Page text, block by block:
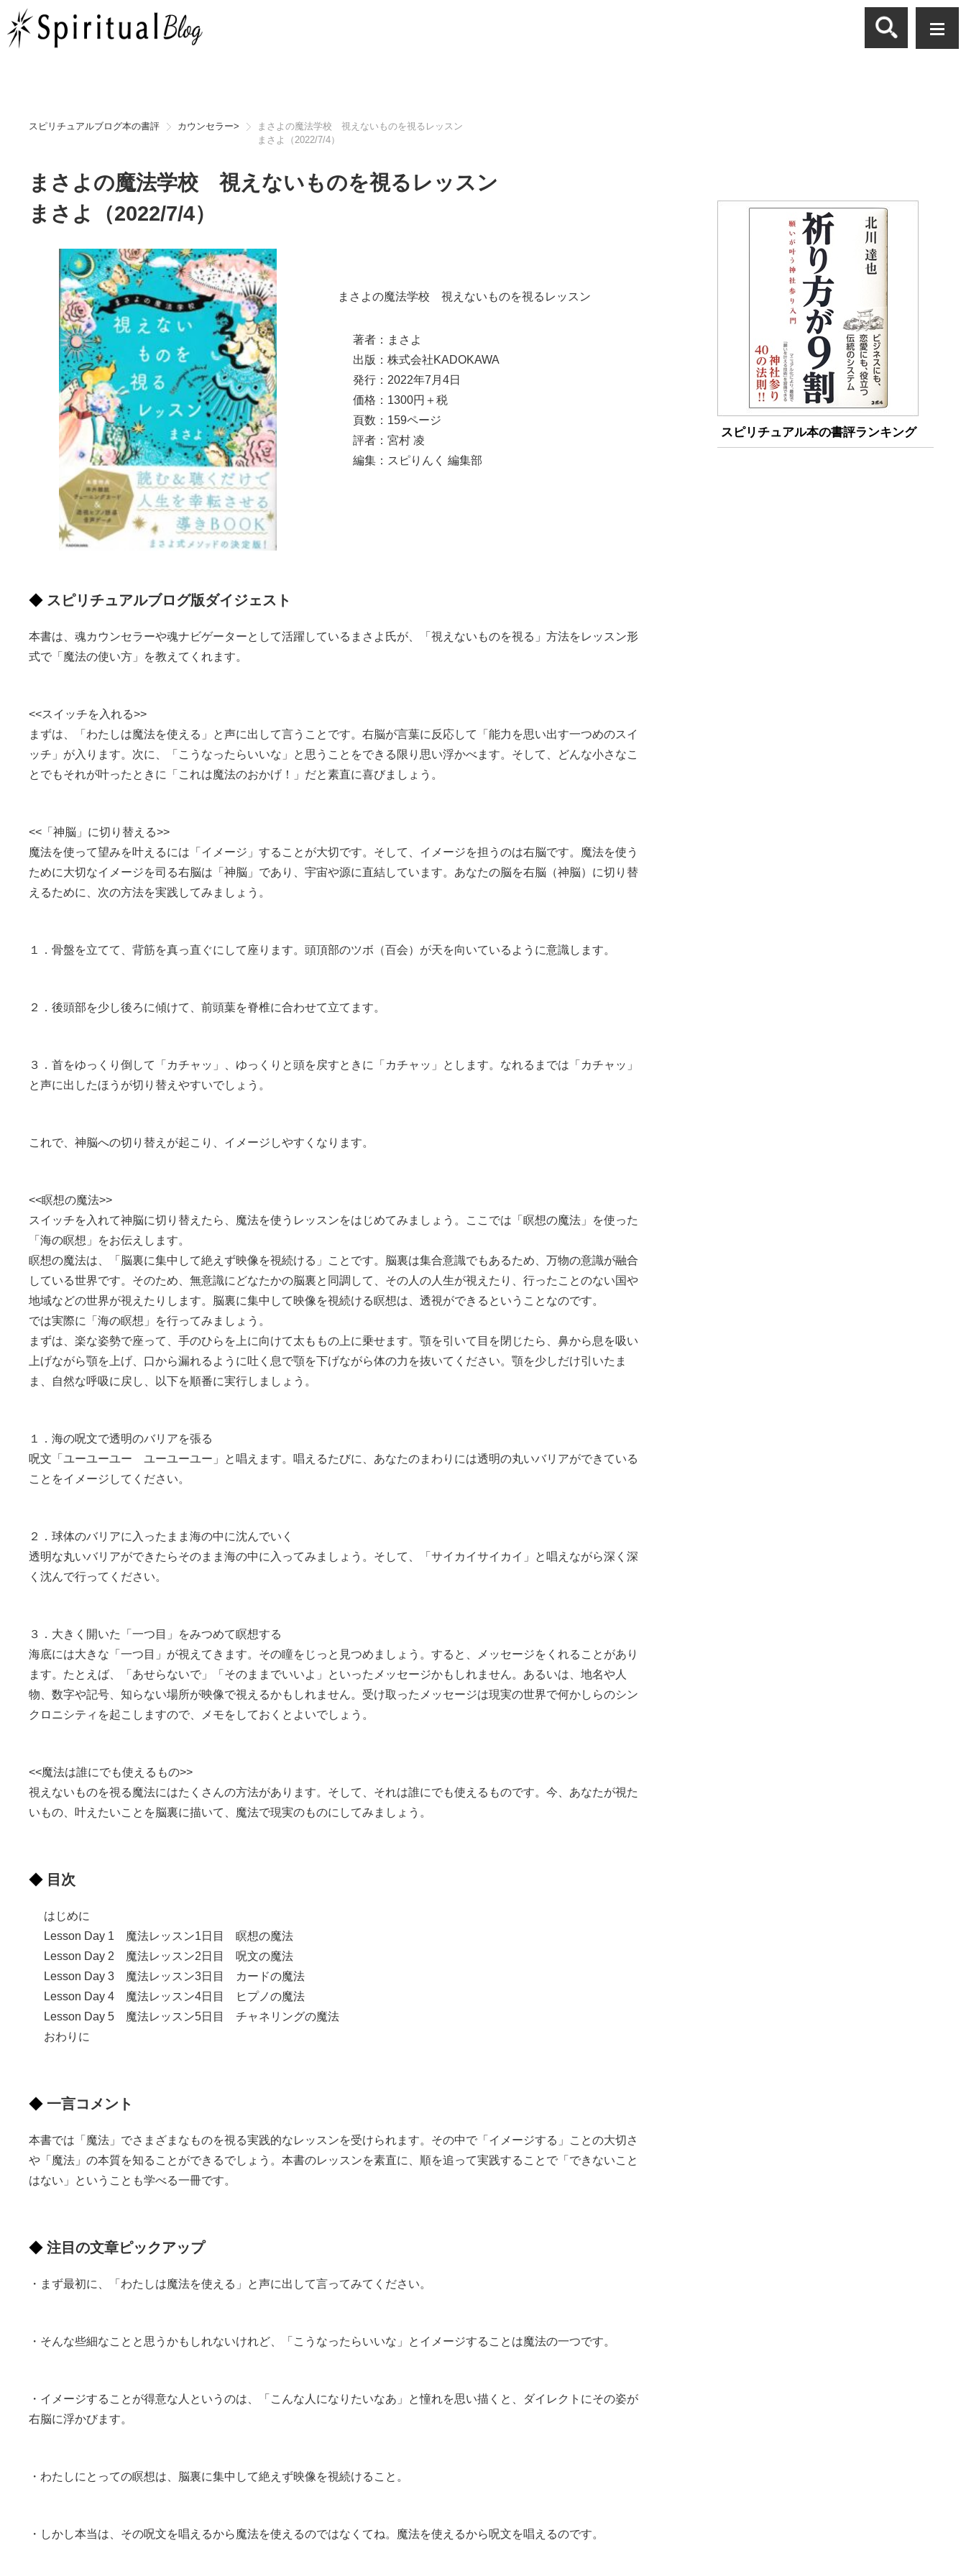
スピリチュアルブログ本の書評 カウンセラー>
まさよの魔法学校 視えないものを視るレッスン
まさよ（2022/7/4）
まさよの魔法学校 視えないものを視るレッスン
まさよ（2022/7/4）
まさよの魔法学校 視えないものを視るレッスン
著者：まさよ
出版：株式会社KADOKAWA
発行：2022年7月4日
価格：1300円＋税
頁数：159ページ
評者：宮村 凌
編集：スピりんく 編集部
スピリチュアルブログ版ダイジェスト
本書は、魂カウンセラーや魂ナビゲーターとして活躍しているまさよ氏が、「視えないものを視る」方法をレッスン形
式で「魔法の使い方」を教えてくれます。
<<スイッチを入れる>>
まずは、「わたしは魔法を使える」と声に出して言うことです。右脳が言葉に反応して「能力を思い出す一つめのスイ
ッチ」が入ります。次に、「こうなったらいいな」と思うことをできる限り思い浮かべます。そして、どんな小さなこ
とでもそれが叶ったときに「これは魔法のおかげ！」だと素直に喜びましょう。
<<「神脳」に切り替える>>
魔法を使って望みを叶えるには「イメージ」することが大切です。そして、イメージを担うのは右脳です。魔法を使う
ために大切なイメージを司る右脳は「神脳」であり、宇宙や源に直結しています。あなたの脳を右脳（神脳）に切り替
えるために、次の方法を実践してみましょう。
１．骨盤を立てて、背筋を真っ直ぐにして座ります。頭頂部のツボ（百会）が天を向いているように意識します。
２．後頭部を少し後ろに傾けて、前頭葉を脊椎に合わせて立てます。
３．首をゆっくり倒して「カチャッ」、ゆっくりと頭を戻すときに「カチャッ」とします。なれるまでは「カチャッ」
と声に出したほうが切り替えやすいでしょう。
これで、神脳への切り替えが起こり、イメージしやすくなります。
<<瞑想の魔法>>
スイッチを入れて神脳に切り替えたら、魔法を使うレッスンをはじめてみましょう。ここでは「瞑想の魔法」を使った
「海の瞑想」をお伝えします。
瞑想の魔法は、「脳裏に集中して絶えず映像を視続ける」ことです。脳裏は集合意識でもあるため、万物の意識が融合
している世界です。そのため、無意識にどなたかの脳裏と同調して、その人の人生が視えたり、行ったことのない国や
地域などの世界が視えたりします。脳裏に集中して映像を視続ける瞑想は、透視ができるということなのです。
では実際に「海の瞑想」を行ってみましょう。
まずは、楽な姿勢で座って、手のひらを上に向けて太ももの上に乗せます。顎を引いて目を閉じたら、鼻から息を吸い
上げながら顎を上げ、口から漏れるように吐く息で顎を下げながら体の力を抜いてください。顎を少しだけ引いたま
ま、自然な呼吸に戻し、以下を順番に実行しましょう。
１．海の呪文で透明のバリアを張る
呪文「ユーユーユー ユーユーユー」と唱えます。唱えるたびに、あなたのまわりには透明の丸いバリアができている
ことをイメージしてください。
２．球体のバリアに入ったまま海の中に沈んでいく
透明な丸いバリアができたらそのまま海の中に入ってみましょう。そして、「サイカイサイカイ」と唱えながら深く深
く沈んで行ってください。
３．大きく開いた「一つ目」をみつめて瞑想する
海底には大きな「一つ目」が視えてきます。その瞳をじっと見つめましょう。すると、メッセージをくれることがあり
ます。たとえば、「あせらないで」「そのままでいいよ」といったメッセージかもしれません。あるいは、地名や人
物、数字や記号、知らない場所が映像で視えるかもしれません。受け取ったメッセージは現実の世界で何かしらのシン
クロニシティを起こしますので、メモをしておくとよいでしょう。
<<魔法は誰にでも使えるもの>>
視えないものを視る魔法にはたくさんの方法があります。そして、それは誰にでも使えるものです。今、あなたが視た
いもの、叶えたいことを脳裏に描いて、魔法で現実のものにしてみましょう。
目次
はじめに
Lesson Day 1 魔法レッスン1日目 瞑想の魔法
Lesson Day 2 魔法レッスン2日目 呪文の魔法
Lesson Day 3 魔法レッスン3日目 カードの魔法
Lesson Day 4 魔法レッスン4日目 ヒプノの魔法
Lesson Day 5 魔法レッスン5日目 チャネリングの魔法
おわりに
一言コメント
本書では「魔法」でさまざまなものを視る実践的なレッスンを受けられます。その中で「イメージする」ことの大切さ
や「魔法」の本質を知ることができるでしょう。本書のレッスンを素直に、順を追って実践することで「できないこと
はない」ということも学べる一冊です。
注目の文章ピックアップ
・まず最初に、「わたしは魔法を使える」と声に出して言ってみてください。
・そんな些細なことと思うかもしれないけれど、「こうなったらいいな」とイメージすることは魔法の一つです。
・イメージすることが得意な人というのは、「こんな人になりたいなあ」と憧れを思い描くと、ダイレクトにその姿が
右脳に浮かびます。
・わたしにとっての瞑想は、脳裏に集中して絶えず映像を視続けること。
・しかし本当は、その呪文を唱えるから魔法を使えるのではなくてね。魔法を使えるから呪文を唱えるのです。
スピリチュアル本の書評ランキング